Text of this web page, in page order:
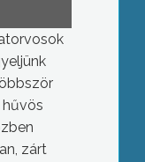
hűvös
zárt